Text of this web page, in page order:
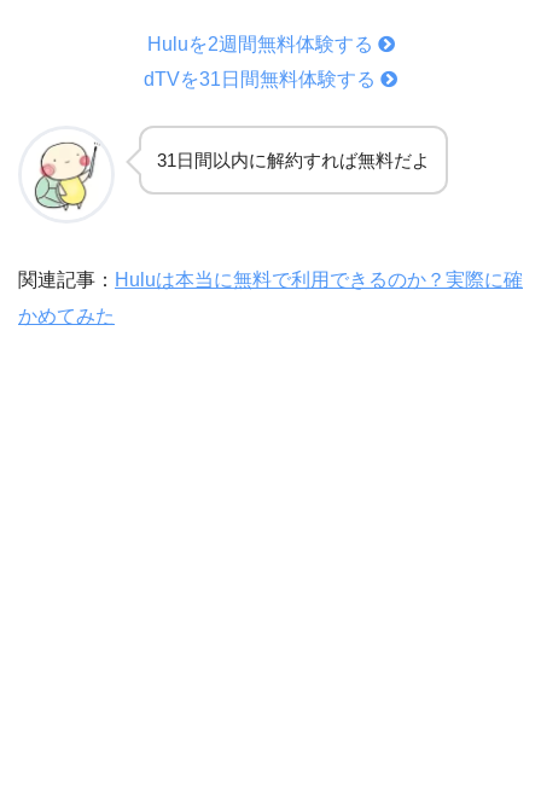
Huluを2週間無料体験する
dTVを31日間無料体験する
31日間以内に解約すれば無料だよ
関連記事： Huluは本当に無料で利用できるのか？実際に確
かめてみた